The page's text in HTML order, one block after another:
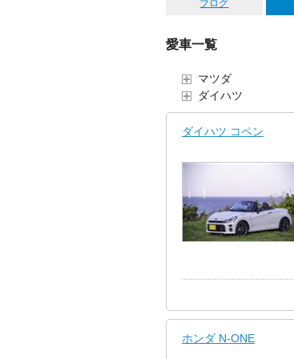
ブログ
愛車一覧
マツダ
ダイハツ
ダイハツ コペン
ホンダ N-ONE